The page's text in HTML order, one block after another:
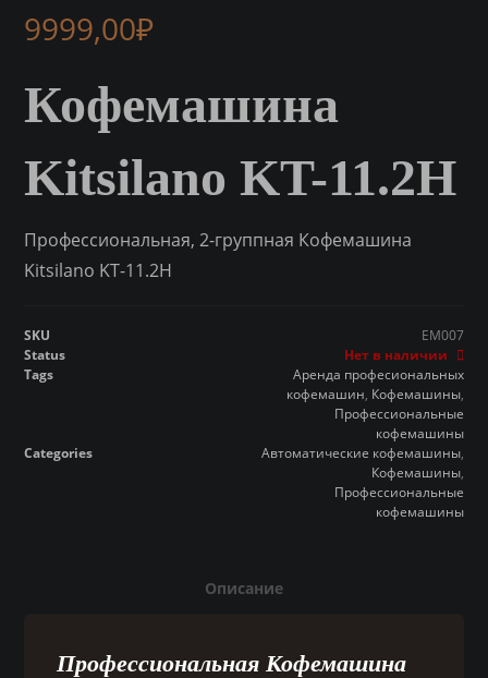
9999,00₽
Кофемашина
Kitsilano KT-11.2H
Профессиональная, 2-группная Кофемашина
Kitsilano KT-11.2H
SKU
EM007
Status
Нет в наличии
Tags
Аренда професиональных
кофемашин, Кофемашины,
Профессиональные
кофемашины
Categories
Автоматические кофемашины,
Кофемашины,
Профессиональные
кофемашины
Описание
Профессиональная Кофемашина